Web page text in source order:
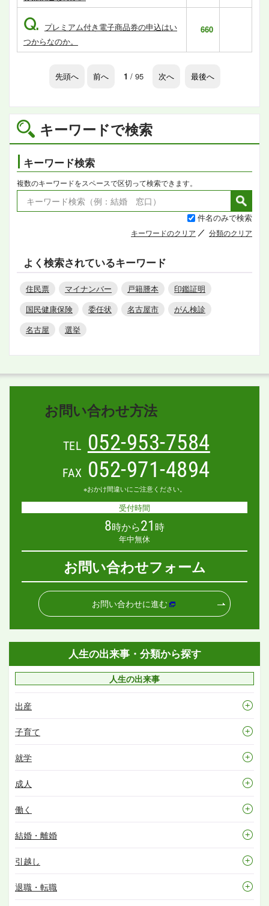
キーワードで検索
キーワード検索
複数のキーワードをスペースで区切って検索できます。
件名のみで検索
キーワードのクリア 分類のクリア
よく検索されているキーワード
住民票 マイナンバー 戸籍謄本
印鑑証明
国民健康保険
委任状 名古屋市
がん検診
名古屋
選挙
Q. プレミアム付き電子商品券の申込はい
つからなのか。
660
先頭へ 前へ 1 / 95 次へ 最後へ
お問い合わせ方法
TEL 052-953-7584
FAX 052-971-4894
※おかけ間違いにご注意ください。
受付時間
8時から21 時
年中無休
お問い合わせフォーム
お問い合わせに進む
人生の出来事・分類から探す
人生の出来事
出産
子育て
就学
成人
働く
結婚・離婚
引越し
退職・転職